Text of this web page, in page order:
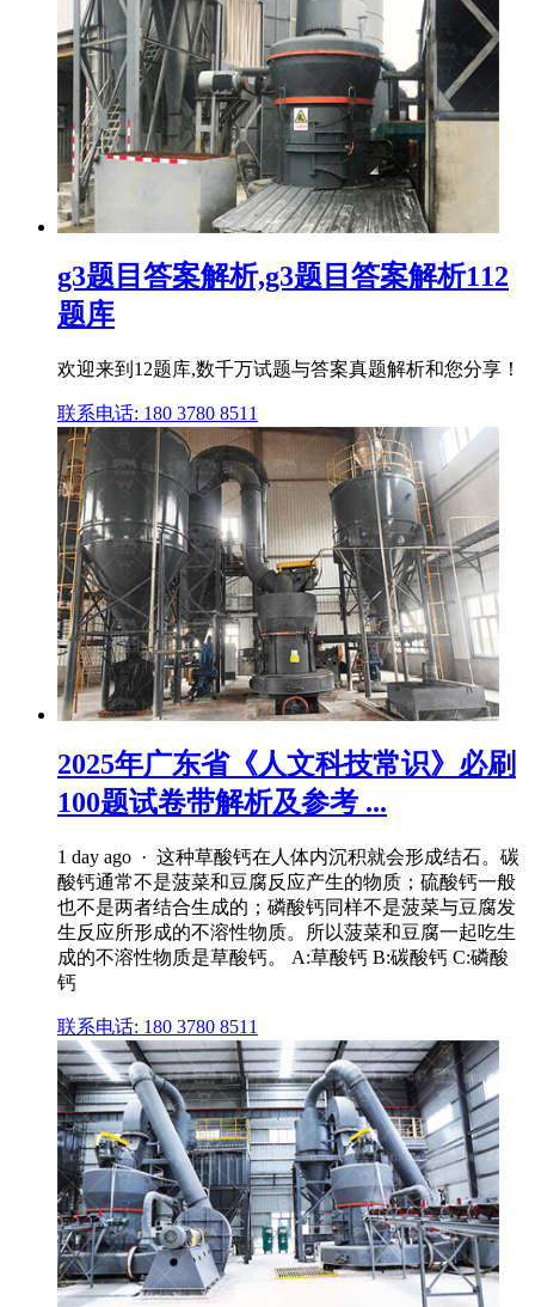
g3题目答案解析,g3题目答案解析112
题库
欢迎来到12题库,数千万试题与答案真题解析和您分享！
联系电话: 180 3780 8511
2025年广东省《人文科技常识》必刷
100题试卷带解析及参考 ...
1 day ago · 这种草酸钙在人体内沉积就会形成结石。碳
酸钙通常不是菠菜和豆腐反应产生的物质；硫酸钙一般
也不是两者结合生成的；磷酸钙同样不是菠菜与豆腐发
生反应所形成的不溶性物质。所以菠菜和豆腐一起吃生
成的不溶性物质是草酸钙。 A:草酸钙 B:碳酸钙 C:磷酸
钙
联系电话: 180 3780 8511